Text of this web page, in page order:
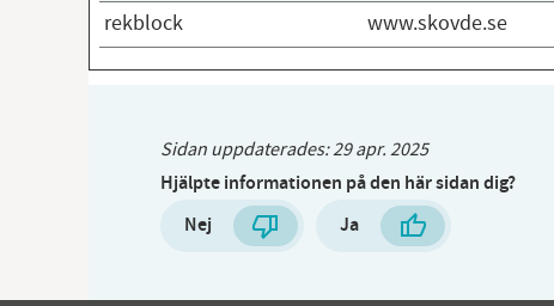
rekblock www.skovde.se
Sidan uppdaterades:29 apr. 2025
Hjälpte informationen på den här sidan dig?
Nej
Ja